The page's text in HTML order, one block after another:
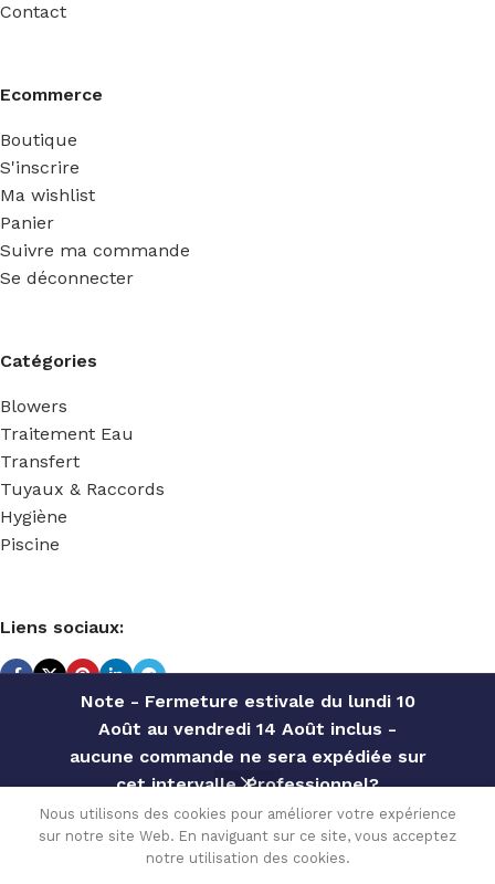
Note - Fermeture estivale du lundi 10
Août au vendredi 14 Août inclus -
aucune commande ne sera expédiée sur
cet intervalle. Professionnel?
Contactez notre service commercial
pour des offres personnalisées, des
remises par quantité, etc
Contact
Ecommerce
Boutique
S'inscrire
Ma wishlist
Panier
Suivre ma commande
Se déconnecter
Catégories
Blowers
Traitement Eau
Transfert
Tuyaux & Raccords
Hygiène
Piscine
Liens sociaux:
TECHNIDOSE 2022 Réalisé parACS INFORMATIQUE
Nous utilisons des cookies pour améliorer votre expérience
sur notre site Web. En naviguant sur ce site, vous acceptez
notre utilisation des cookies.
COUPE TUBE
TECHNIDOSE
4.80€
TVA
En stock
(peut être